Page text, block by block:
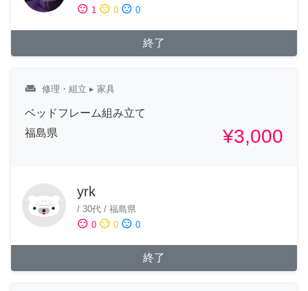
sentiment_satisfied 1 sentiment_neutral 0 sentiment_dissatisfied 0
終了
weekend 修理・組立 ▸ 家具
ベッドフレーム組み立て
福島県
¥3,000
yrk
/ 30代 / 福島県
sentiment_satisfied 0 sentiment_neutral 0 sentiment_dissatisfied 0
終了